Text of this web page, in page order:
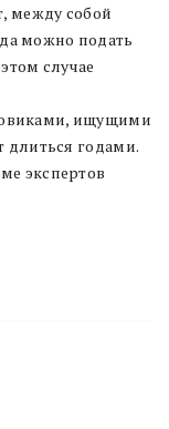
между собой
можно подать
случае
ищущими
длиться годами.
экспертов